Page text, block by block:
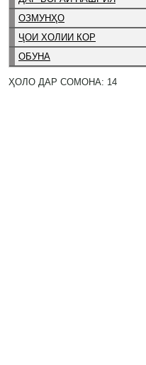
ОЗМУНҲО
ҶОИ ХОЛИИ КОР
ОБУНА
ҲОЛО ДАР СОМОНА: 14